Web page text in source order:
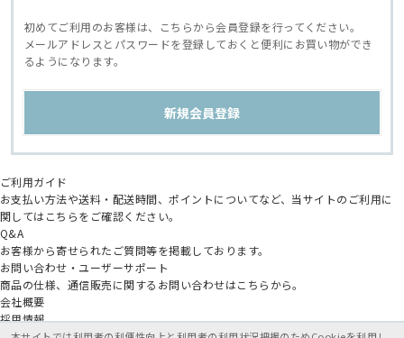
初めてご利用のお客様は、こちらから会員登録を行ってください。
メールアドレスとパスワードを登録しておくと便利にお買い物ができ
るようになります。
ご利用ガイド
お支払い方法や送料・配送時間、ポイントについてなど、当サイトのご利用に
関してはこちらをご確認ください。
Q&A
お客様から寄せられたご質問等を掲載しております。
お問い合わせ・ユーザーサポート
商品の仕様、通信販売に関するお問い合わせはこちらから。
会社概要
採用情報